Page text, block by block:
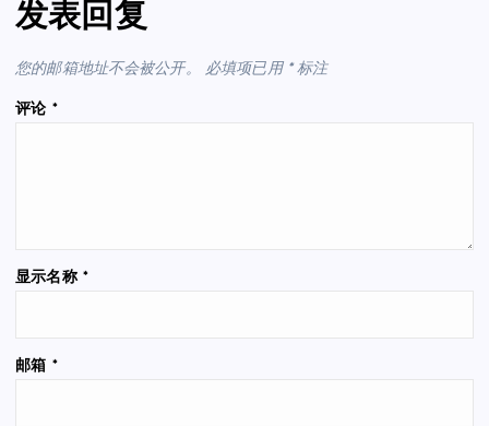
发表回复
您的邮箱地址不会被公开。 必填项已用 *标注
评论 *
显示名称 *
邮箱 *